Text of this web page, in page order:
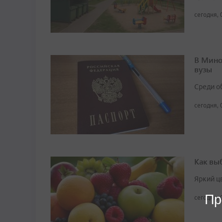
сегодня,
В
вузы
Среди
сегодня,
Как
Яркий
сегодня,